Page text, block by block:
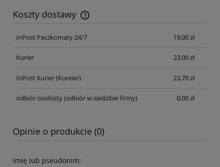
Koszty dostawy
Cena nie zawiera ewentualnych kosztów płatności
InPost Paczkomaty 24/7
19,00 zł
Kurier 23,00 zł
InPost Kurier(Kureier) 23,70 zł
odbiór osobisty(odbiór w siedzibie firmy) 0,00 zł
Opinie o produkcie (0)
Imię lub pseudonim: